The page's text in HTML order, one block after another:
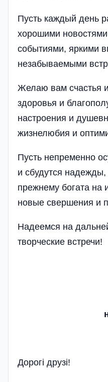
Пусть каждый день
хорошими
событиями, яркими
незабываемыми
Желаю вам счастья
здоровья и
настроения и
жизнелюбия и
Пусть непременно
и сбудутся
прежнему богата на
новые свершения и
Надеемся на
творческие встречи!
Дорогі друзі!